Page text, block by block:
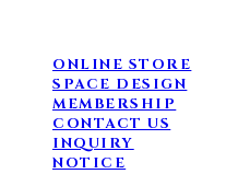
ONLINE STORE
SPACE DESIGN
MEMBERSHIP
CONTACT US
INQUIRY
NOTICE